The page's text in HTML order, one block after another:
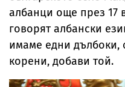
албанци още през 17
говорят албански
имаме едни дълбоки,
корени, добави той.